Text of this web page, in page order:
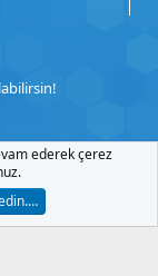
R
ederek çerez